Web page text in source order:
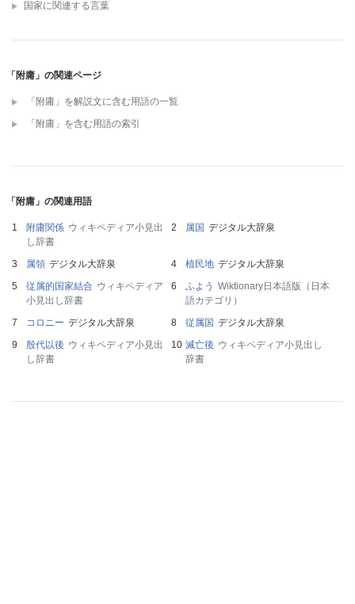
国家に関連する言葉
「附庸」の関連ページ
「附庸」を解説文に含む用語の一覧
「附庸」を含む用語の索引
「附庸」の関連用語
附庸関係 ウィキペディア小見出
し辞書
属国 デジタル大辞泉
属領 デジタル大辞泉 植民地 デジタル大辞泉
従属的国家結合 ウィキペディア
小見出し辞書
ふよう Wiktionary日本語版（日本
語カテゴリ）
コロニー デジタル大辞泉 従属国 デジタル大辞泉
殷代以後 ウィキペディア小見出
し辞書
滅亡後 ウィキペディア小見出し
辞書